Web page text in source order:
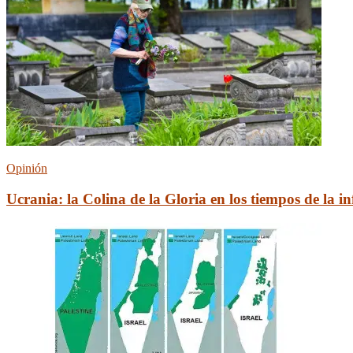
Opinión
Ucrania: la Сolina de la Gloria en los tiempos de la